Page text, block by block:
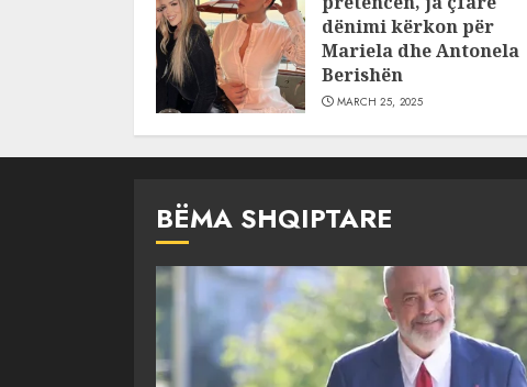
dënimi kërkon për
Mariela dhe Antonela
Berishën
MARCH 25, 2025
BËMA SHQIPTARE